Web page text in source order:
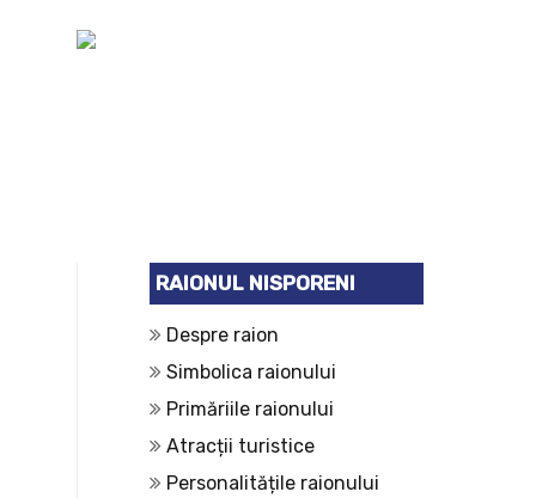
RAIONUL NISPORENI
Despre raion
Simbolica raionului
Primăriile raionului
Atracții turistice
Personalitățile raionului